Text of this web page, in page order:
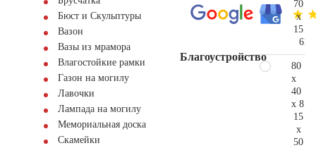
Бюст и Скульптуры
Вазон
Вазы из мрамора
Влагостойкие рамки
Газон на могилу
Лавочки
Лампада на могилу
Мемориальная доска
Скамейки
Благоустройство
70
x
15
80
x
40
x 8
15
x
50